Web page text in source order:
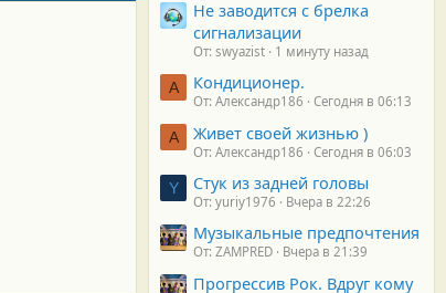
Не заводится с брелка
сигнализации
От: swyazist 1 минуту назад
А Кондиционер.
От: Александр186 Сегодня в 06:13
А Живет своей жизнью )
От: Александр186 Сегодня в 06:03
Y Стук из задней головы
От: yuriy1976 Вчера в 22:26
Музыкальные предпочтения
От: ZAMPRED Вчера в 21:39
Прогрессив Рок. Вдруг кому